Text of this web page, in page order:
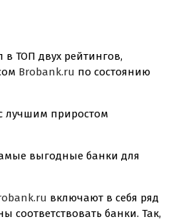
ТОП двух рейтингов,
Brobank.ru по состоянию
лучшим приростом
выгодные банки для
включают в себя ряд
соответствовать банки. Так,